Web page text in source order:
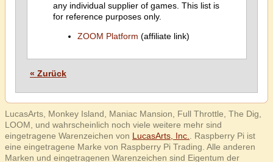
any individual supplier of games. This list is
for reference purposes only.
ZOOM Platform (affiliate link)
« Zurück
LucasArts, Monkey Island, Maniac Mansion, Full Throttle, The Dig,
LOOM, und wahrscheinlich noch viele weitere mehr sind
eingetragene Warenzeichen von LucasArts, Inc.
. Raspberry Pi ist
eine eingetragene Marke von Raspberry Pi Trading. Alle anderen
Marken und eingetragenen Warenzeichen sind Eigentum der